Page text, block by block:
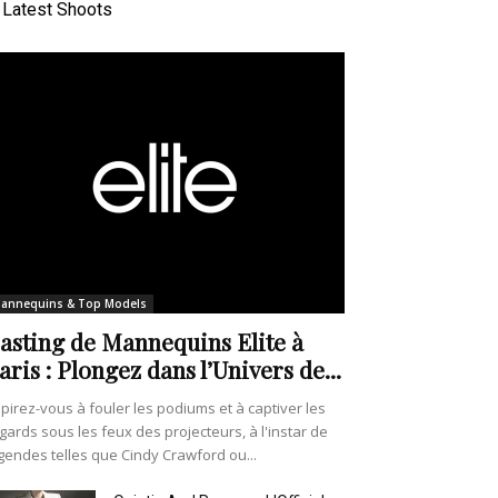
Latest Shoots
& Top Models
de Mannequins Elite à
: Plongez dans l’Univers de...
vous à fouler les podiums et à captiver les
sous les feux des projecteurs, à l'instar de
telles que Cindy Crawford ou...